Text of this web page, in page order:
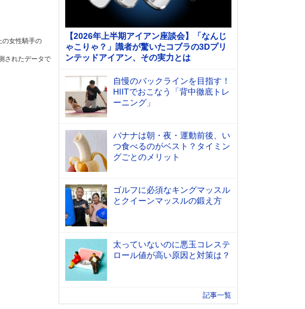
女性騎手の
されたデータで
【2026年上半期アイアン座談会】「なんじ
ゃこりゃ？」識者が驚いたコブラの3Dプリ
ンテッドアイアン、その実力とは
自慢のバックラインを目指す！
HIITでおこなう「背中徹底トレ
ーニング」
バナナは朝・夜・運動前後、い
つ食べるのがベスト？タイミン
グごとのメリット
ゴルフに必須なキングマッスル
とクイーンマッスルの鍛え方
太っていないのに悪玉コレステ
ロール値が高い原因と対策は？
記事一覧